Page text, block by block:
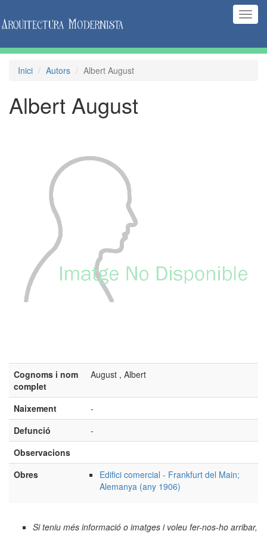
Inici Autors Albert August
Albert August
Cognoms i nom
complet
August , Albert
Naixement
-
Defunció
-
Observacions
Obres
Edifici comercial - Frankfurt del Main;
Alemanya (any 1906)
Si teniu més informació o imatges i voleu fer-nos-ho arribar,